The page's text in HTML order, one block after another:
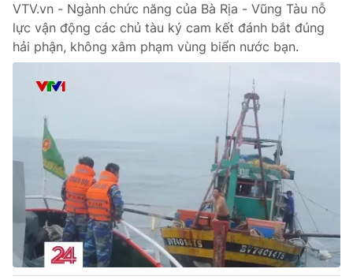
VTV.vn - Ngành chức năng của Bà Rịa - Vũng Tàu nỗ
lực vận động các chủ tàu ký cam kết đánh bắt đúng
hải phận, không xâm phạm vùng biển nước bạn.